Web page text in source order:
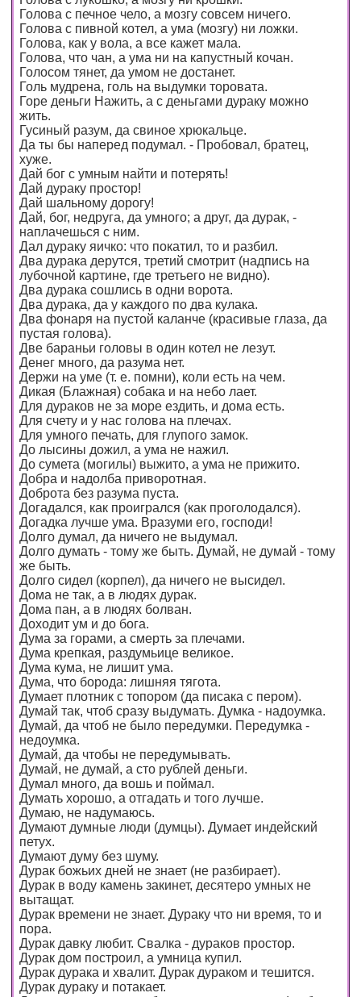
Голова с печное чело, а мозгу совсем ничего.
Голова с пивной котел, а ума (мозгу) ни ложки.
Голова, как у вола, а все кажет мала.
Голова, что чан, а ума ни на капустный кочан.
Голосом тянет, да умом не достанет.
Голь мудрена, голь на выдумки торовата.
Горе деньги Нажить, а с деньгами дураку можно
жить.
Гусиный разум, да свиное хрюкальце.
Да ты бы наперед подумал. - Пробовал, братец,
хуже.
Дай бог с умным найти и потерять!
Дай дураку простор!
Дай шальному дорогу!
Дай, бог, недруга, да умного; а друг, да дурак, -
наплачешься с ним.
Дал дураку яичко: что покатил, то и разбил.
Два дурака дерутся, третий смотрит (надпись на
лубочной картине, где третьего не видно).
Два дурака сошлись в одни ворота.
Два дурака, да у каждого по два кулака.
Два фонаря на пустой каланче (красивые глаза, да
пустая голова).
Две бараньи головы в один котел не лезут.
Денег много, да разума нет.
Держи на уме (т. е. помни), коли есть на чем.
Дикая (Блажная) собака и на небо лает.
Для дураков не за море ездить, и дома есть.
Для счету и у нас голова на плечах.
Для умного печать, для глупого замок.
До лысины дожил, а ума не нажил.
До сумета (могилы) выжито, а ума не прижито.
Добра и надолба приворотная.
Доброта без разума пуста.
Догадался, как проигрался (как проголодался).
Догадка лучше ума. Вразуми его, господи!
Долго думал, да ничего не выдумал.
Долго думать - тому же быть. Думай, не думай - тому
же быть.
Долго сидел (корпел), да ничего не высидел.
Дома не так, а в людях дурак.
Дома пан, а в людях болван.
Доходит ум и до бога.
Дума за горами, а смерть за плечами.
Дума крепкая, раздумьице великое.
Дума кума, не лишит ума.
Дума, что борода: лишняя тягота.
Думает плотник с топором (да писака с пером).
Думай так, чтоб сразу выдумать. Думка - надоумка.
Думай, да чтоб не было передумки. Передумка -
недоумка.
Думай, да чтобы не передумывать.
Думай, не думай, а сто рублей деньги.
Думал много, да вошь и поймал.
Думать хорошо, а отгадать и того лучше.
Думаю, не надумаюсь.
Думают думные люди (думцы). Думает индейский
петух.
Думают думу без шуму.
Дурак божьих дней не знает (не разбирает).
Дурак в воду камень закинет, десятеро умных не
вытащат.
Дурак времени не знает. Дураку что ни время, то и
пора.
Дурак давку любит. Свалка - дураков простор.
Дурак дом построил, а умница купил.
Дурак дурака и хвалит. Дурак дураком и тешится.
Дурак дураку и потакает.